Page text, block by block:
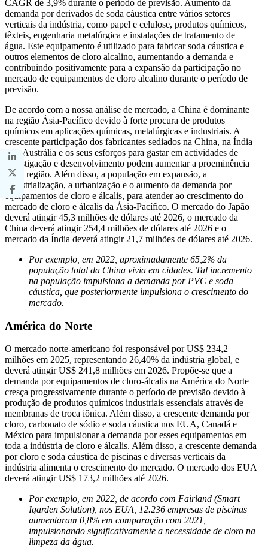
CAGR de 3,9% durante o período de previsão. Aumento da
demanda por derivados de soda cáustica entre vários setores
verticais da indústria, como papel e celulose, produtos químicos,
têxteis, engenharia metalúrgica e instalações de tratamento de
água. Este equipamento é utilizado para fabricar soda cáustica e
outros elementos de cloro alcalino, aumentando a demanda e
contribuindo positivamente para a expansão da participação no
mercado de equipamentos de cloro alcalino durante o período de
previsão.
De acordo com a nossa análise de mercado, a China é dominante
na região Ásia-Pacífico devido à forte procura de produtos
químicos em aplicações químicas, metalúrgicas e industriais. A
crescente participação dos fabricantes sediados na China, na Índia
e na Austrália e os seus esforços para gastar em actividades de
investigação e desenvolvimento podem aumentar a proeminência
desta região. Além disso, a população em expansão, a
industrialização, a urbanização e o aumento da demanda por
equipamentos de cloro e álcalis, para atender ao crescimento do
mercado de cloro e álcalis da Ásia-Pacífico. O mercado do Japão
deverá atingir 45,3 milhões de dólares até 2026, o mercado da
China deverá atingir 254,4 milhões de dólares até 2026 e o ​​
mercado da Índia deverá atingir 21,7 milhões de dólares até 2026.
Por exemplo, em 2022, aproximadamente 65,2% da
população total da China vivia em cidades. Tal incremento
na população impulsiona a demanda por PVC e soda
cáustica, que posteriormente impulsiona o crescimento do
mercado.
América do Norte
O mercado norte-americano foi responsável por US$ 234,2
milhões em 2025, representando 26,40% da indústria global, e
deverá atingir US$ 241,8 milhões em 2026. Propõe-se que a
demanda por equipamentos de cloro-álcalis na América do Norte
cresça progressivamente durante o período de previsão devido à
produção de produtos químicos industriais essenciais através de
membranas de troca iônica. Além disso, a crescente demanda por
cloro, carbonato de sódio e soda cáustica nos EUA, Canadá e
México para impulsionar a demanda por esses equipamentos em
toda a indústria de cloro e álcalis. Além disso, a crescente demanda
por cloro e soda cáustica de piscinas e diversas verticais da
indústria alimenta o crescimento do mercado. O mercado dos EUA
deverá atingir US$ 173,2 milhões até 2026.
Por exemplo, em 2022, de acordo com Fairland (Smart
Igarden Solution), nos EUA, 12.236 empresas de piscinas
aumentaram 0,8% em comparação com 2021,
impulsionando significativamente a necessidade de cloro na
limpeza da água.